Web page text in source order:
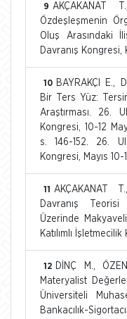
9 AKÇAKANAT
Özdeşleşmenin
Oluş Arasındaki
Davranış Kongresi,
10 BAYRAKÇI E.,
Bir Ters Yüz:
Araştırması. 26.
Kongresi, 10-12
s. 146-152. 26.
Kongresi, Mayıs 10-
11
AKÇAKANAT
Davranış
Üzerinde
Katılımlı
12
DİNÇ M.,
Materyalist
Üniversiteli
Bankacılık-